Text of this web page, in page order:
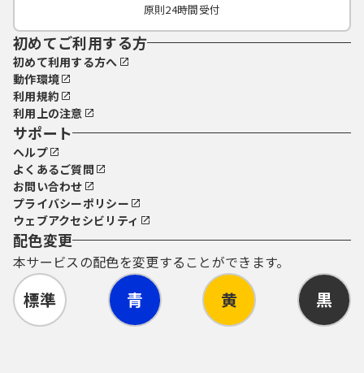
原則24時間受付
初めてご利用する方
初めて利用する方へ
動作環境
利用規約
利用上の注意
サポート
ヘルプ
よくあるご質問
お問い合わせ
プライバシーポリシー
ウェブアクセシビリティ
配色変更
本サービスの配色を変更することができます。
標準 青 黄 黒